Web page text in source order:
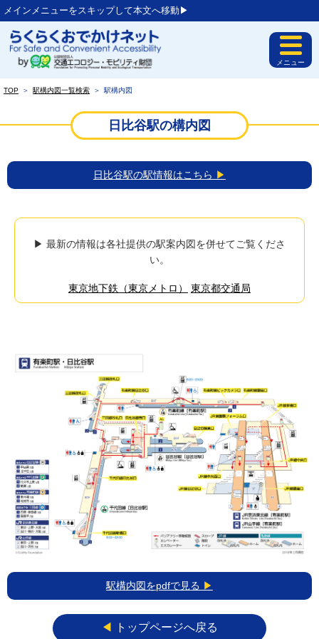
メインメニューをスキップして本文へ移動▶︎
メニュー
TOP ＞ 駅構内図一覧検索 ＞ 駅構内図
日比谷駅の構内図
日比谷駅の駅情報はこちら ▶
▶ 最新の情報は各社提供の駅案内図を併せてご覧くださ
い。
東京地下鉄（東京メトロ） 東京都交通局
駅構内図をpdfで見る ▶
◀︎ トップページへ戻る